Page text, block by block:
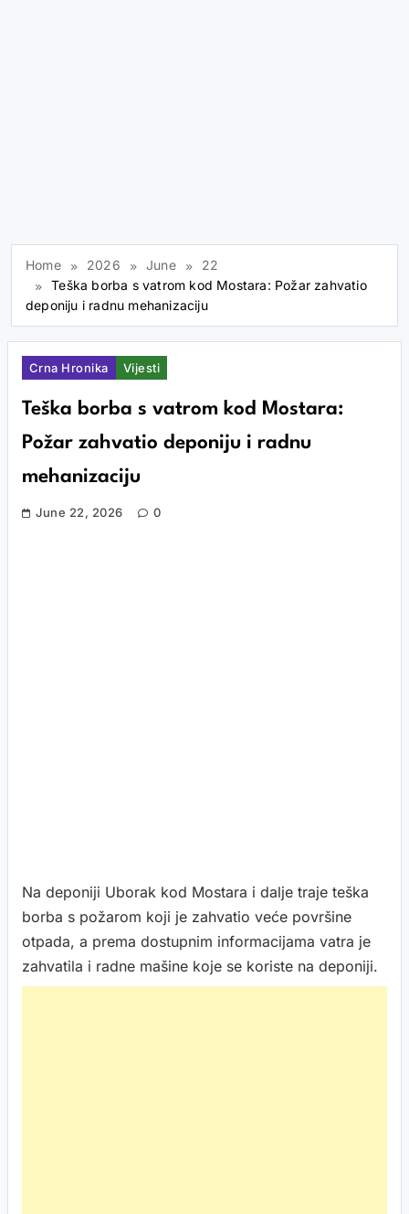
Home 2026 June
22
Teška borba s vatrom kod Mostara: Požar zahvatio
deponiju i radnu mehanizaciju
Crna Hronika Vijesti
Teška borba s vatrom kod Mostara:
Požar zahvatio deponiju i radnu
mehanizaciju
June 22, 2026 0
Na deponiji Uborak kod Mostara i dalje traje teška
borba s požarom koji je zahvatio veće površine
otpada, a prema dostupnim informacijama vatra je
zahvatila i radne mašine koje se koriste na deponiji.